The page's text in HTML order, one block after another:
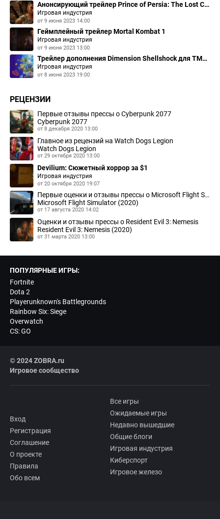
Анонсирующий трейлер Prince of Persia: The Lost Crown
Игровая индустрия
от 9 июня 2023 14:00
Геймплейный трейлер Mortal Kombat 1
Игровая индустрия
от 9 июня 2023 13:00
Трейлер дополнения Dimension Shellshock для TMNT: Shredders Revenge
Игровая индустрия
от 8 июня 2023 19:00
РЕЦЕНЗИИ
Первые отзывы прессы о Cyberpunk 2077
Cyberpunk 2077
от 8 декабря 2020 13:00
Главное из рецензий на Watch Dogs Legion
Watch Dogs Legion
от 29 октября 2020 13:00
Devilium: Сюжетный хоррор за $1
Игровая индустрия
от 20 октября 2020 19:07
Первые оценки и отзывы прессы о Microsoft Flight Simulator
Microsoft Flight Simulator (2020)
от 17 августа 2020 14:02
Оценки и отзывы прессы о Resident Evil 3: Nemesis
Resident Evil 3: Nemesis (2020)
от 31 марта 2020 13:00
ПОПУЛЯРНЫЕ ИГРЫ:
Fortnite
Dota 2
Playerunknown's Battlegrounds
Rainbow Six: Siege
Overwatch
CS: GO
© 2024 ZOBRA.ru
Игровое сообщество
Вход
Регистрация
Соглашение
О проекте
Правила
Обо всем
Все игры
Ожидаемые игры
Недавно вышедшие
Общие блоги
Игровая индустрия
Киберспорт
Игровое железо